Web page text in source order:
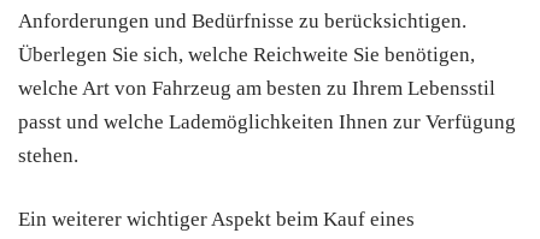
Anforderungen und Bedürfnisse zu berücksichtigen.
Überlegen Sie sich, welche Reichweite Sie benötigen,
welche Art von Fahrzeug am besten zu Ihrem Lebensstil
passt und welche Lademöglichkeiten Ihnen zur Verfügung
stehen.
Ein weiterer wichtiger Aspekt beim Kauf eines